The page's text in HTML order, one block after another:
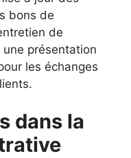
bons de
de
présentation
les échanges
dans la